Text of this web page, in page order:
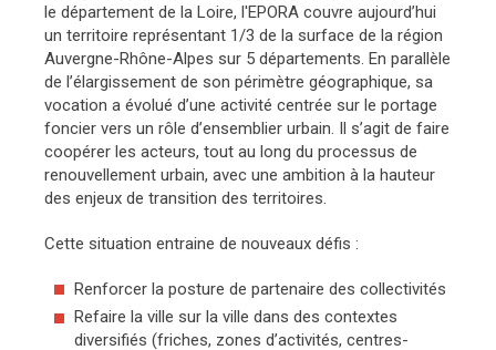
le département de la Loire, l'EPORA couvre aujourd’hui
un territoire représentant 1/3 de la surface de la région
Auvergne-Rhône-Alpes sur 5 départements. En parallèle
de l’élargissement de son périmètre géographique, sa
vocation a évolué d’une activité centrée sur le portage
foncier vers un rôle d’ensemblier urbain. Il s’agit de faire
coopérer les acteurs, tout au long du processus de
renouvellement urbain, avec une ambition à la hauteur
des enjeux de transition des territoires.
Cette situation entraine de nouveaux défis :
Renforcer la posture de partenaire des collectivités
Refaire la ville sur la ville dans des contextes
diversifiés (friches, zones d’activités, centres-